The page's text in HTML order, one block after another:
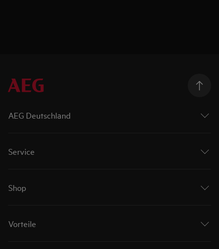
AEG Deutschland
Service
Shop
Vorteile